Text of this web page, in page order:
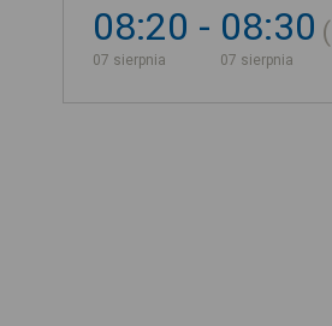
08:20
07 sierpnia
08:30
07 sierpnia